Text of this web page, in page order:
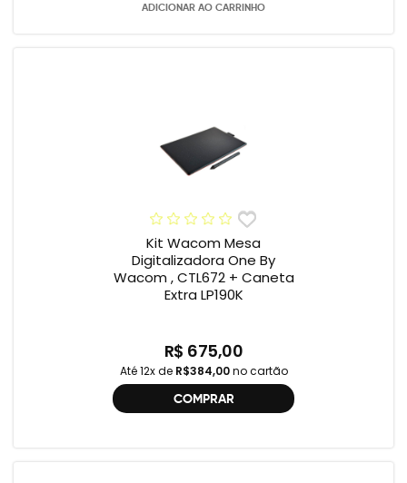
ADICIONAR AO CARRINHO
Kit Wacom Mesa
Digitalizadora One By
Wacom , CTL672 + Caneta
Extra LP190K
R$ 675,00
Até 12x de R$384,00no cartão
COMPRAR